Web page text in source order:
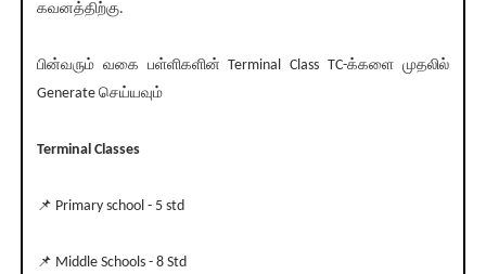
கவனத்திற்கு.
பின்வரும் வகை பள்ளிகளின் Terminal Class TC-க்களை முதலில்
Generate செய்யவும்
Terminal Classes
📌 Primary school - 5 std
📌 Middle Schools - 8 Std